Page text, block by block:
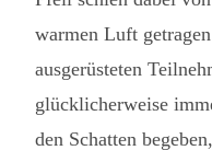
warmen Luft
ausgerüsteten
glücklicherweise
den Schatten